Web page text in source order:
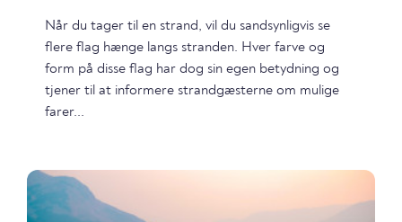
Når du tager til en strand, vil du sandsynligvis se
flere flag hænge langs stranden. Hver farve og
form på disse flag har dog sin egen betydning og
tjener til at informere strandgæsterne om mulige
farer...